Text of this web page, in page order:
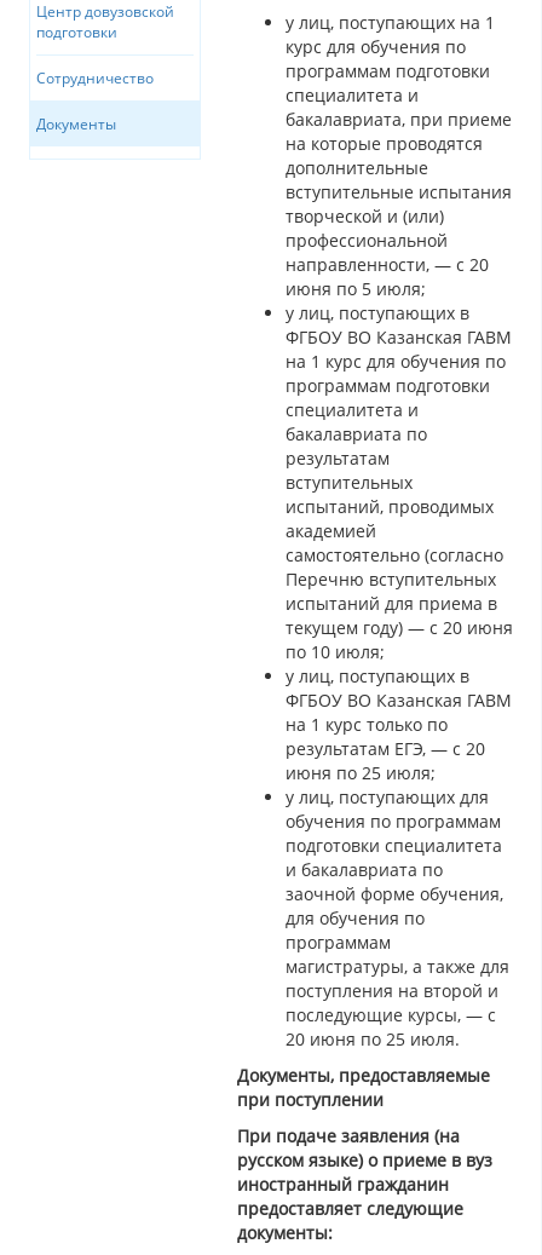
Центр довузовской
подготовки
Сотрудничество
Документы
у лиц, поступающих на 1
курс для обучения по
программам подготовки
специалитета и
бакалавриата, при приеме
на которые проводятся
дополнительные
вступительные испытания
творческой и (или)
профессиональной
направленности, — с 20
июня по 5 июля;
у лиц, поступающих в
ФГБОУ ВО Казанская ГАВМ
на 1 курс для обучения по
программам подготовки
специалитета и
бакалавриата по
результатам
вступительных
испытаний, проводимых
академией
самостоятельно (согласно
Перечню вступительных
испытаний для приема в
текущем году) — с 20 июня
по 10 июля;
у лиц, поступающих в
ФГБОУ ВО Казанская ГАВМ
на 1 курс только по
результатам ЕГЭ, — с 20
июня по 25 июля;
у лиц, поступающих для
обучения по программам
подготовки специалитета
и бакалавриата по
заочной форме обучения,
для обучения по
программам
магистратуры, а также для
поступления на второй и
последующие курсы, — с
20 июня по 25 июля.
Документы, предоставляемые
при поступлении
При подаче заявления (на
русском языке) о приеме в вуз
иностранный гражданин
предоставляет следующие
документы: